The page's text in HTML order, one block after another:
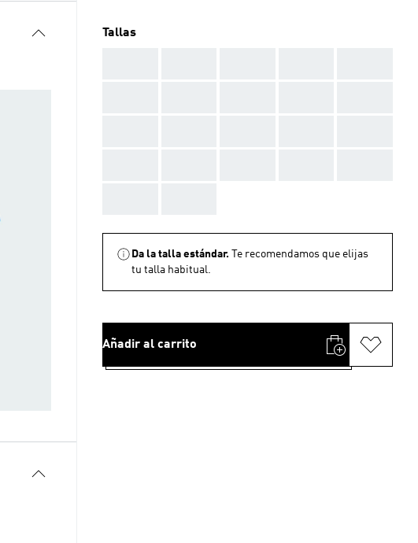
Tallas
Da la talla estándar.
Te recomendamos que elijas
tu talla habitual.
Añadir al carrito